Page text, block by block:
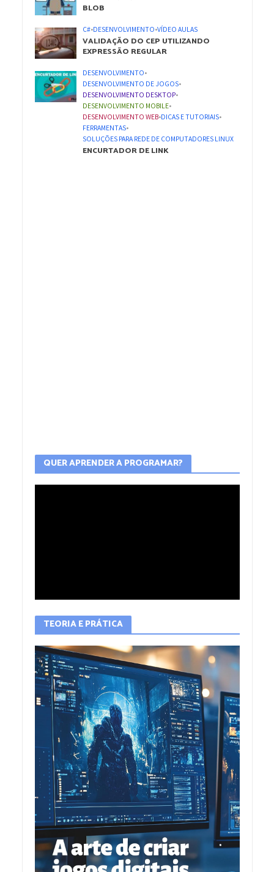
BLOB
C#•DESENVOLVIMENTO•VÍDEO AULAS
VALIDAÇÃO DO CEP UTILIZANDO
EXPRESSÃO REGULAR
DESENVOLVIMENTO•
DESENVOLVIMENTO DE JOGOS•
DESENVOLVIMENTO DESKTOP•
DESENVOLVIMENTO MOBILE•
DESENVOLVIMENTO WEB•DICAS E TUTORIAIS•
FERRAMENTAS•
SOLUÇÕES PARA REDE DE COMPUTADORES LINUX
ENCURTADOR DE LINK
QUER APRENDER A PROGRAMAR?
TEORIA E PRÁTICA